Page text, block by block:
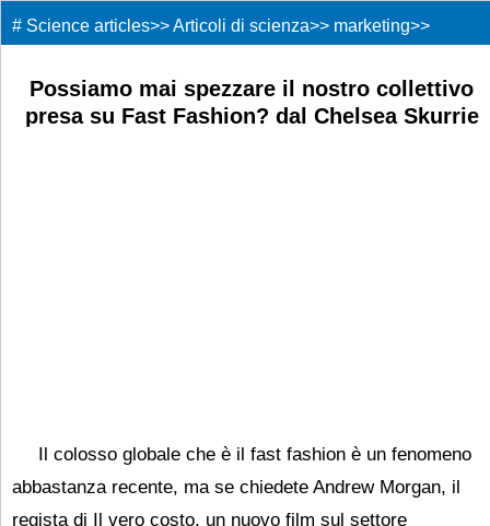
# Science articles>>Articoli di scienza>> marketing>>
Possiamo mai spezzare il nostro collettivo
presa su Fast Fashion? dal Chelsea Skurrie
Il colosso globale che è il fast fashion è un fenomeno
abbastanza recente, ma se chiedete Andrew Morgan, il
regista di Il vero costo, un nuovo film sul settore